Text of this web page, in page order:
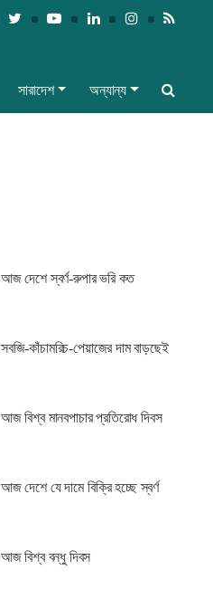
সারাদেশ অন্যান্য
আজ দেশে স্বর্ণ-রুপার ভরি কত
সবজি-কাঁচামরিচ-পেয়াজের দাম বাড়ছেই
আজ বিশ্ব মানবপাচার প্রতিরোধ দিবস
আজ দেশে যে দামে বিক্রি হচ্ছে স্বর্ণ
আজ বিশ্ব বন্ধু দিবস